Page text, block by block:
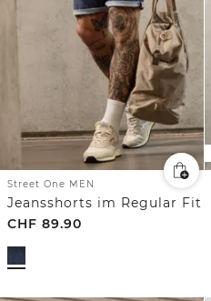
Street One MEN
Jeansshorts im Regular Fit
CHF 89.90